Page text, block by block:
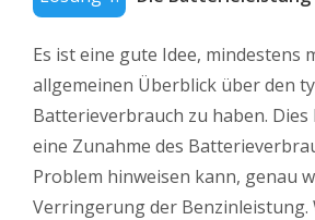
Es ist eine gute Idee, mindestens
allgemeinen Überblick über den
Batterieverbrauch zu haben. Dies
eine Zunahme des
Problem hinweisen kann, genau
Verringerung der Benzinleistung.